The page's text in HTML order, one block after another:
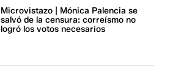
Microvistazo | Mónica Palencia se
salvó de la censura: correísmo no
logró los votos necesarios